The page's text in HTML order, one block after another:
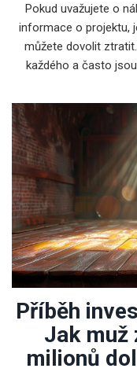
Pokud uvažujete o
informace o projektu,
můžete dovolit
každého a často
Příběh
Jak muž
milionů